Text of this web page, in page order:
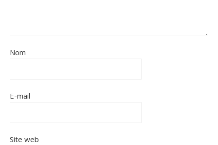
Nom
E-mail
Site web